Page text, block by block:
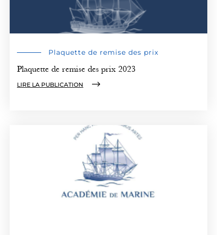
Plaquette de remise des prix
Plaquette de remise des prix 2023
LIRE LA PUBLICATION